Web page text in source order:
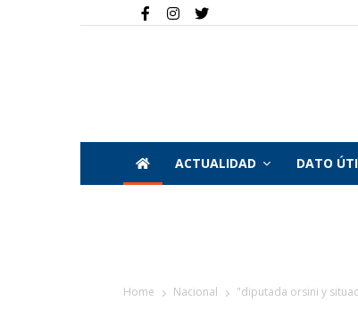
ACTUALIDAD DATO
Home Nacional "diputada orsini y